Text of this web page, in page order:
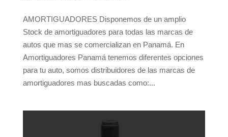
AMORTIGUADORES Disponemos de un amplio
Stock de amortiguadores para todas las marcas de
autos que mas se comercializan en Panamá. En
Amortiguadores Panamá tenemos diferentes opciones
para tu auto, somos distribuidores de las marcas de
amortiguadores mas buscadas como:...